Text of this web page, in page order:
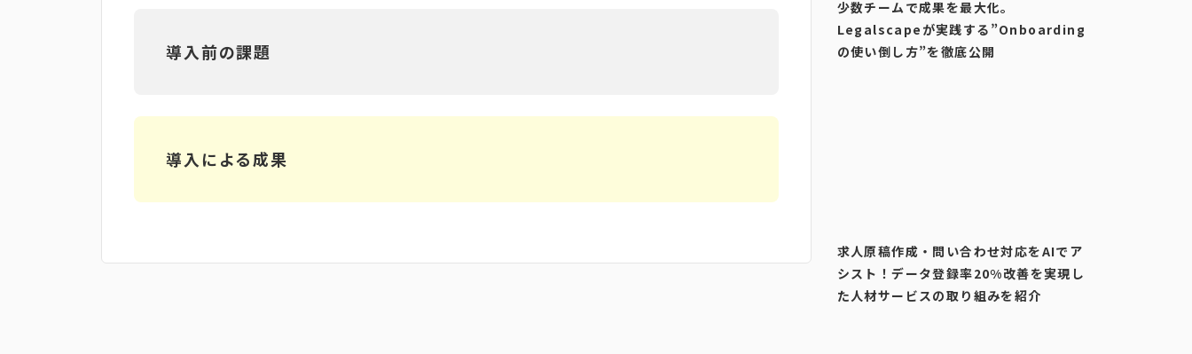
導入前の課題
導入による成果
少数チームで成果を最大化。
Legalscapeが実践する”Onboarding
の使い倒し方”を徹底公開
求人原稿作成・問い合わせ対応をAIでア
シスト！データ登録率20%改善を実現し
た人材サービスの取り組みを紹介